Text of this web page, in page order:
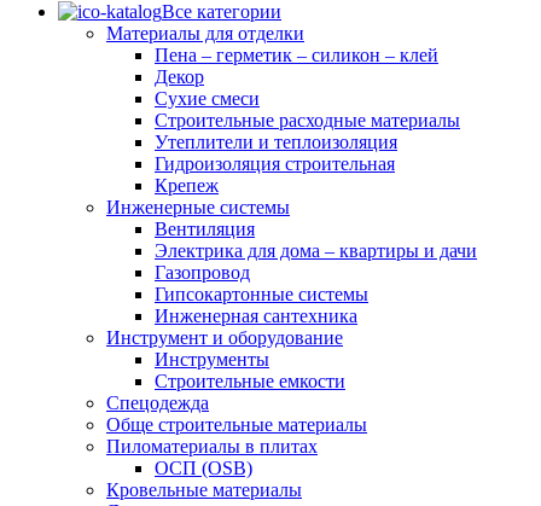
Все категории
Материалы для отделки
Пена – герметик – силикон – клей
Декор
Сухие смеси
Строительные расходные материалы
Утеплители и теплоизоляция
Гидроизоляция строительная
Крепеж
Инженерные системы
Вентиляция
Электрика для дома – квартиры и дачи
Газопровод
Гипсокартонные системы
Инженерная сантехника
Инструмент и оборудование
Инструменты
Строительные емкости
Спецодежда
Обще строительные материалы
Пиломатериалы в плитах
ОСП (OSB)
Кровельные материалы